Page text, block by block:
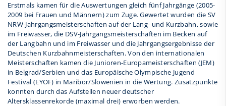
Erstmals kamen für die Auswertungen gleich fünf Jahrgänge (2005-
2009 bei Frauen und Männern) zum Zuge. Gewertet wurden die SV
NRW-Jahrgangsmeisterschaften auf der Lang- und Kurzbahn, sowie
im Freiwasser, die DSV-Jahrgangsmeisterschaften im Becken auf
der Langbahn und im Freiwasser und die Jahrgangsergebnisse der
Deutschen Kurzbahnmeisterschaften. Von den internationalen
Meisterschaften kamen die Junioren-Europameisterschaften (JEM)
in Belgrad/Serbien und das Europäische Olympische Jugend
Festival (EYOF) in Maribor/Slowenien in die Wertung. Zusatzpunkte
konnten durch das Aufstellen neuer deutscher
Altersklassenrekorde (maximal drei) erworben werden.